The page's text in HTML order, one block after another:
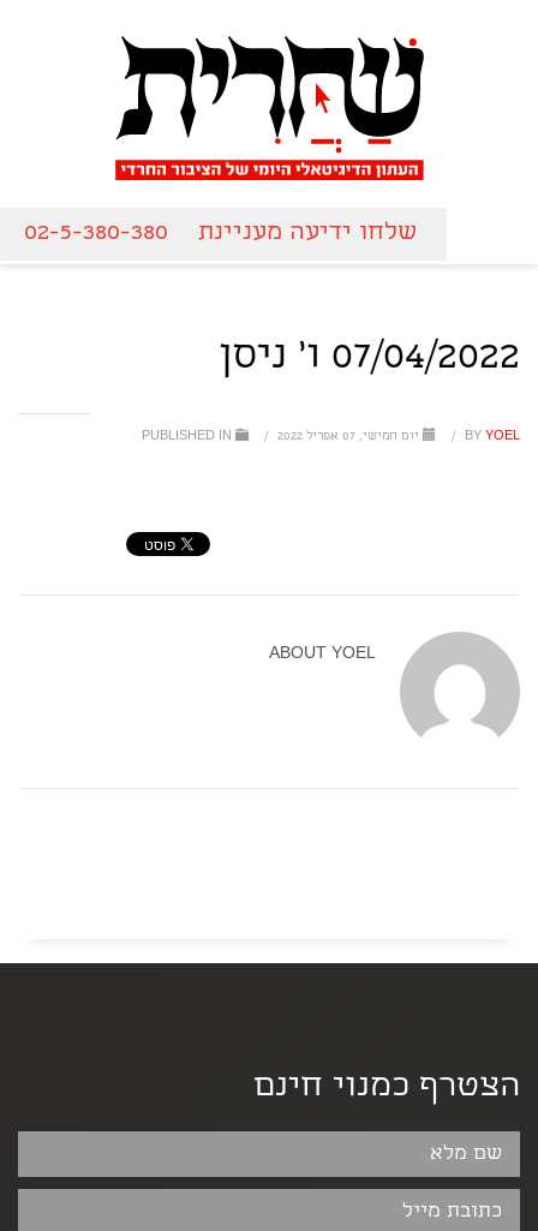
שלחו ידיעה מעניינת 02-5-380-380
07/04/2022 ו' ניסן
BY YOEL
/ יום חמישי, 07 אפריל 2022 /
ABOUT YOEL
הצטרף כמנוי חינם